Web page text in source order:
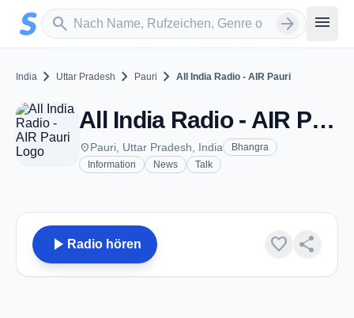
Zum Hauptinhalt springen
search
Sender suchen arrow_forward menu
India chevron_right Uttar Pradesh chevron_right Pauri chevron_right All India Radio - AIR Pauri
All India Radio - AIR Pauri - AM 1602 - Pauri, UP
placePauri, Uttar Pradesh, India
Bhangra
Information
News Talk
play_arrow Radio hören favorite share